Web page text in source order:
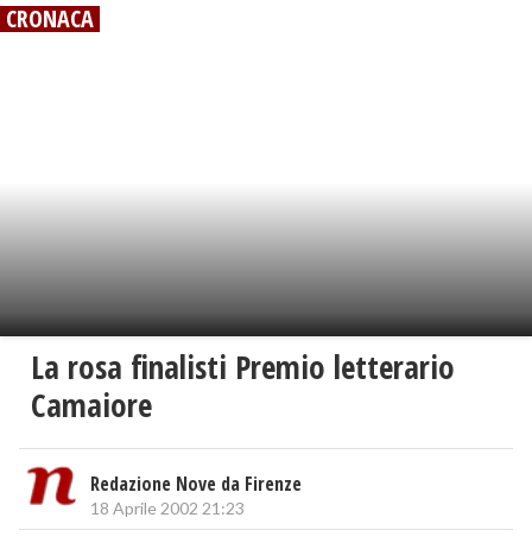
CRONACA
La rosa finalisti Premio letterario
Camaiore
Redazione Nove da Firenze
18 Aprile 2002 21:23